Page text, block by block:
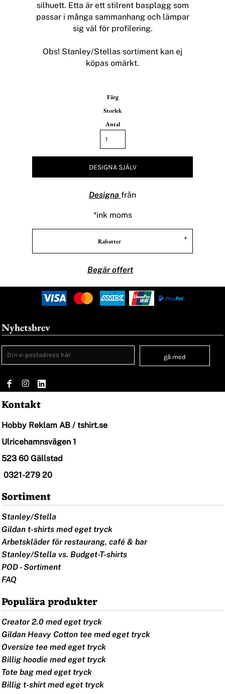
silhuett. Etta är ett stilrent basplagg som
passar i många sammanhang och lämpar
sig väl för profilering.
Obs! Stanley/Stellas sortiment kan ej
köpas omärkt.
Färg
Storlek
Antal
DESIGNA SJÄLV
Designa från
*ink moms
Rabatter
Begär offert
Nyhetsbrev
gå med
Kontakt
Hobby Reklam AB / tshirt.se
Ulricehamnsvägen 1
523 60 Gällstad
0321-279 20
Sortiment
Stanley/Stella
Gildan t-shirts med eget tryck
Arbetskläder för restaurang, café & bar
Stanley/Stella vs. Budget-T-shirts
POD - Sortiment
FAQ
Populära produkter
Creator 2.0 med eget tryck
Gildan Heavy Cotton tee med eget tryck
Oversize tee med eget tryck
Billig hoodie med eget tryck
Tote bag med eget tryck
Billig t-shirt med eget tryck